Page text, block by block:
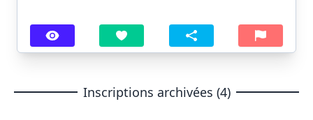
Inscriptions archivées (4)